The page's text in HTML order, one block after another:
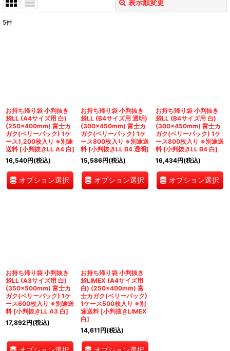
表示順変更
5件
お持ち帰り袋 小判抜き
袋LL (A4サイズ用 白)
(250×400mm) 富士カ
ガク(ベリーパック) 1ケ
ース1,200枚入り ※別途
送料 [小判抜きLL A4 白]
16,540円(税込)
オプション選択
お持ち帰り袋 小判抜き
袋LL (B4サイズ用 透明)
(300×450mm) 富士カ
ガク(ベリーパック) 1ケ
ース800枚入り ※別途送
料 [小判抜きLL B4 透明]
15,586円(税込)
オプション選択
お持ち帰り袋 小判抜き
袋LL (B4サイズ用 白)
(300×450mm) 富士カ
ガク(ベリーパック) 1ケ
ース800枚入り ※別途送
料 [小判抜きLL B4 白]
16,434円(税込)
オプション選択
お持ち帰り袋 小判抜き
袋LL (A3サイズ用 白)
(350×500mm) 富士カ
ガク(ベリーパック) 1ケ
ース600枚入り ※別途送
料 [小判抜きLL A3 白]
17,892円(税込)
お持ち帰り袋 小判抜き
袋LIMEX (A4サイズ用
白) (250×400mm) 富
士カガク(ベリーパック)
1ケース500枚入り ※別
途送料 [小判抜きLIMEX
白]
14,611円(税込)